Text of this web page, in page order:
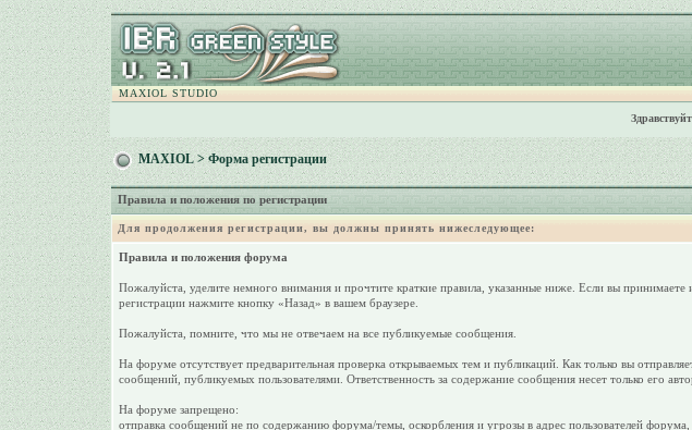
MAXIOL STUDIO
MAXIOL> Форма регистрации
Правила и положения по регистрации
Для продолжения регистрации, вы должны принять нижеследующее:
Правила и положения форума
Пожалуйста, уделите немного внимания и прочтите краткие правила, указанные ниже. Если вы
регистрации нажмите кнопку «Назад» в вашем браузере.
Пожалуйста, помните, что мы не отвечаем на все публикуемые сообщения.
На форуме отсутствует предварительная проверка открываемых тем и публикаций. Как только вы
сообщений, публикуемых пользователями. Ответственность за содержание сообщения несет только его
На форуме запрещено:
отправка сообщений не по содержанию форума/темы, оскорбления и угрозы в адрес пользователей